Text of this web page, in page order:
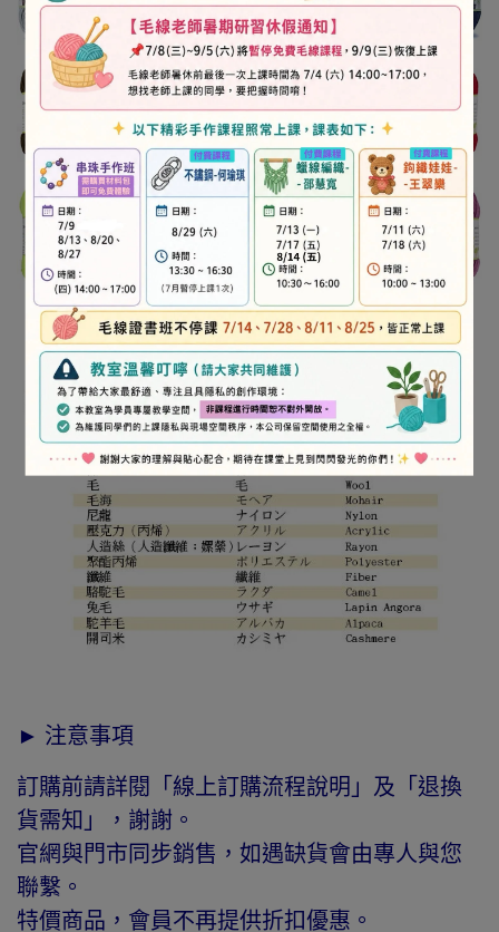
► 注意事項
訂購前請詳閱「線上訂購流程說明」及「退換
貨需知」，謝謝。
官網與門市同步銷售，如遇缺貨會由專人與您
聯繫。
特價商品，會員不再提供折扣優惠。